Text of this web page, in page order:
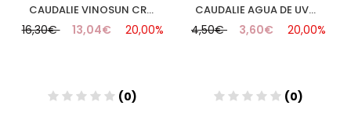
CAUDALIE VINOSUN CREMA ALTA PROTECCIÓN SPF50 50ML
16,30€ 13,04€ 20,00%
(0)
CAUDALIE AGUA DE UVA 75 ML
4,50€ 3,60€ 20,00%
(0)